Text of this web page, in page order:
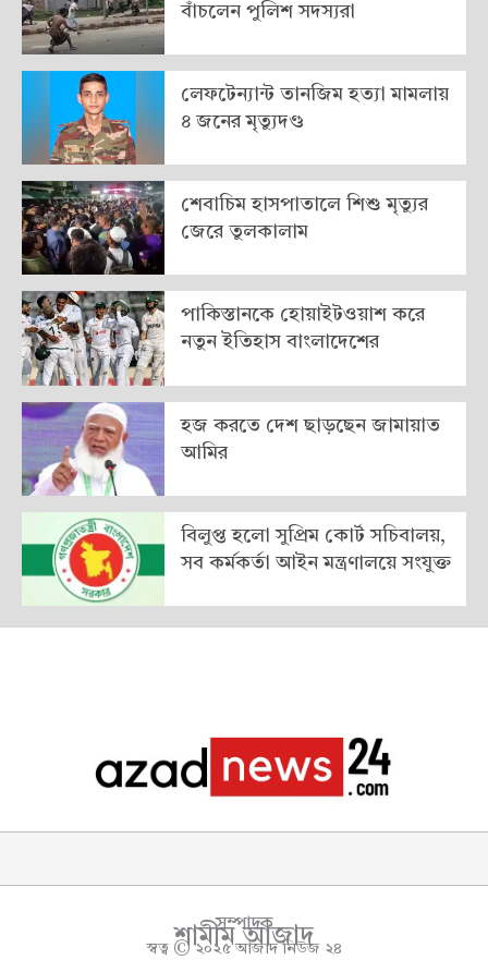
বাঁচলেন পুলিশ সদস্যরা
লেফটেন্যান্ট তানজিম হত্যা মামলায়
৪ জনের মৃত্যুদণ্ড
শেবাচিম হাসপাতালে শিশু মৃত্যুর
জেরে তুলকালাম
পাকিস্তানকে হোয়াইটওয়াশ করে
নতুন ইতিহাস বাংলাদেশের
হজ করতে দেশ ছাড়ছেন জামায়াত
আমির
বিলুপ্ত হলো সুপ্রিম কোর্ট সচিবালয়,
সব কর্মকর্তা আইন মন্ত্রণালয়ে সংযুক্ত
সম্পাদক
শামীম আজাদ
স্বত্ব © ২০২৫ আজাদ নিউজ ২৪